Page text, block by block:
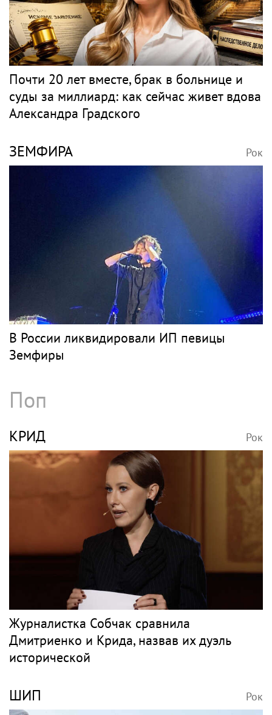
Почти 20 лет вместе, брак в больнице и
суды за миллиард: как сейчас живет вдова
Александра Градского
ЗЕМФИРА Рок
В России ликвидировали ИП певицы
Земфиры
Поп
КРИД Рок
Журналистка Собчак сравнила
Дмитриенко и Крида, назвав их дуэль
исторической
ШИП Рок